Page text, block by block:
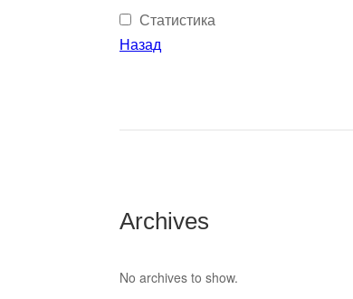
Статистика
Назад
Archives
No archives to show.